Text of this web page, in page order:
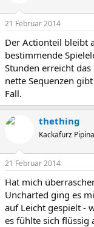
21 Februar 2014
Der Actionteil bleibt
bestimmende
Stunden erreicht
nette Sequenzen
Fall.
thething
Kackafurz
21 Februar 2014
Hat mich
Uncharted ging es
auf Leicht gespielt -
es fühlte sich flüssig